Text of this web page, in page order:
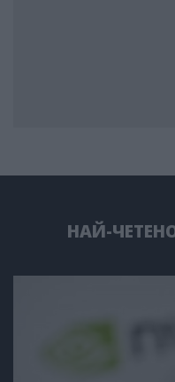
НАЙ-